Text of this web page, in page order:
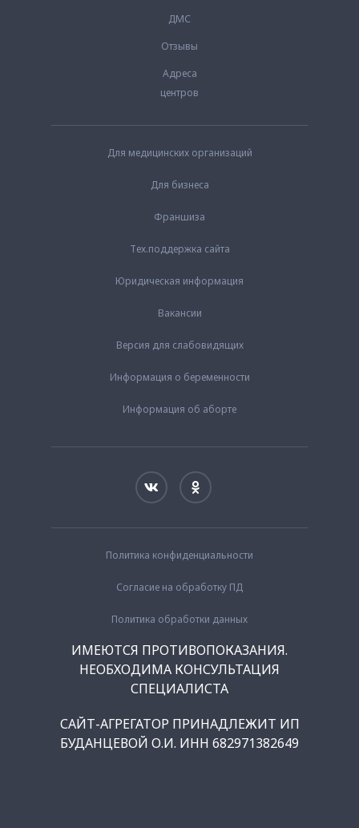
ДМС
Отзывы
Адреса
центров
Для медицинских организаций
Для бизнеса
Франшиза
Тех.поддержка сайта
Юридическая информация
Вакансии
Версия для слабовидящих
Информация о беременности
Информация об аборте
Политика конфиденциальности
Согласие на обработку ПД
Политика обработки данных
ИМЕЮТСЯ ПРОТИВОПОКАЗАНИЯ.
НЕОБХОДИМА КОНСУЛЬТАЦИЯ
СПЕЦИАЛИСТА
САЙТ-АГРЕГАТОР ПРИНАДЛЕЖИТ ИП
БУДАНЦЕВОЙ О.И. ИНН 682971382649